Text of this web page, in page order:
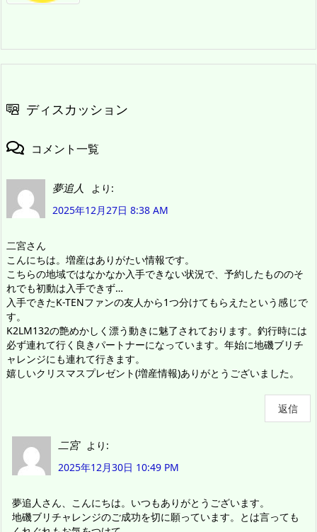
ディスカッション
コメント一覧
夢追人
より:
2025年12月27日 8:38 AM
二宮さん
こんにちは。増産はありがたい情報です。
こちらの地域ではなかなか入手できない状況で、予約したもののそ
れでも初動は入手できず…
入手できたK-TENファンの友人から1つ分けてもらえたという感じで
す。
K2LM132の艶めかしく漂う動きに魅了されております。釣行時には
必ず連れて行く良きパートナーになっています。年始に地磯ブリチ
ャレンジにも連れて行きます。
嬉しいクリスマスプレゼント(増産情報)ありがとうございました。
返信
二宮
より:
2025年12月30日 10:49 PM
夢追人さん、こんにちは。いつもありがとうございます。
地磯ブリチャレンジのご成功を切に願っています。とは言っても